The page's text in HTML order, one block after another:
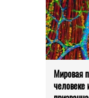
Мировая
человеке